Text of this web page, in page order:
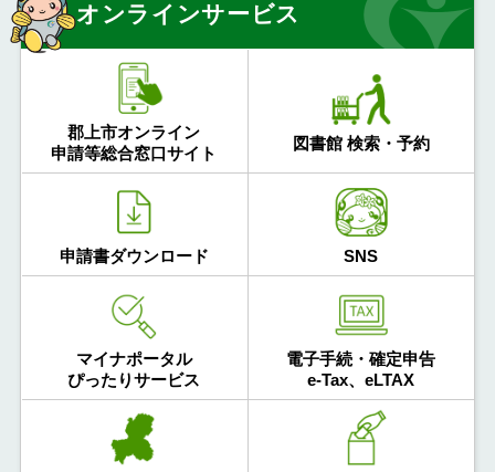
オンラインサービス
郡上市オンライン
申請等総合窓口サイト
図書館 検索・予約
申請書ダウンロード SNS
マイナポータル
ぴったりサービス
電子手続・確定申告
e-Tax、eLTAX